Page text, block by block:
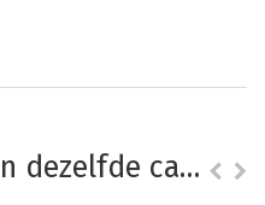
Andere producten in dezelfde categorie